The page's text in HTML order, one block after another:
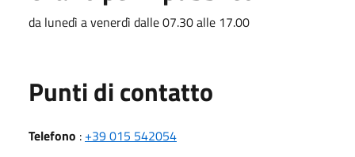
da lunedì a venerdì dalle 07.30 alle 17.00
Punti di contatto
Telefono : +39 015 542054